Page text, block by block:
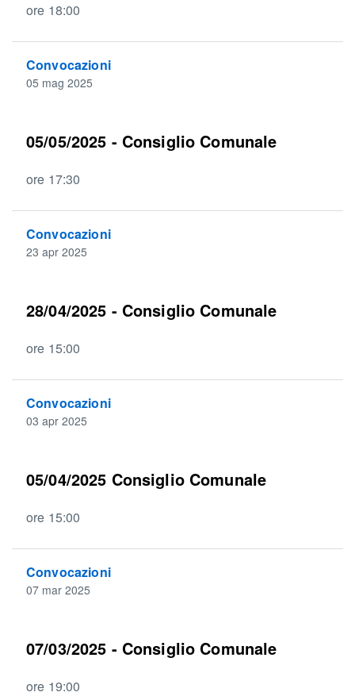
ore 18:00
Convocazioni
05 mag 2025
05/05/2025 - Consiglio Comunale
ore 17:30
Convocazioni
23 apr 2025
28/04/2025 - Consiglio Comunale
ore 15:00
Convocazioni
03 apr 2025
05/04/2025 Consiglio Comunale
ore 15:00
Convocazioni
07 mar 2025
07/03/2025 - Consiglio Comunale
ore 19:00